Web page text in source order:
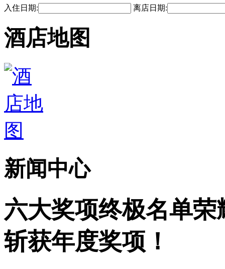
入住日期: 离店日期:
酒店地图
新闻中心
六大奖项终极名单
斩获年度奖项！